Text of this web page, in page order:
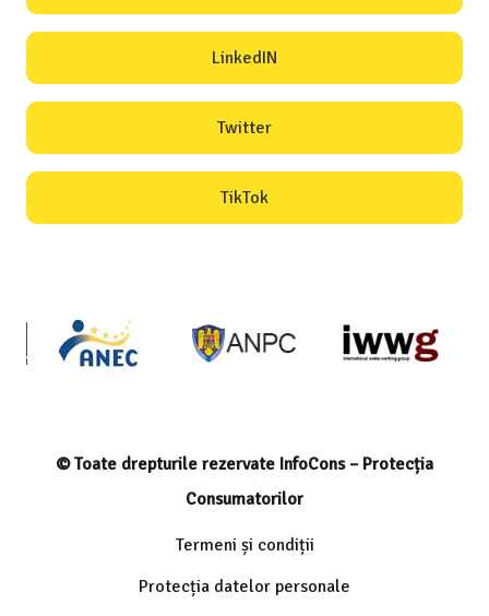
LinkedIN
Twitter
TikTok
© Toate drepturile rezervate InfoCons – Protecția
Consumatorilor
Termeni și condiții
Protecția datelor personale